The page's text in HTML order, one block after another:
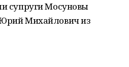
супруги Мосуновы
Михайлович из